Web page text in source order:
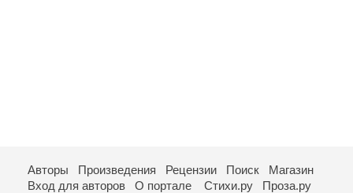
Авторы Произведения Рецензии Поиск
Магазин
Вход для авторов
О портале Стихи.ру Проза.ру